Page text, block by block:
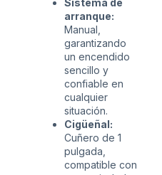
Sistema de
arranque:
Manual,
garantizando
un encendido
sencillo y
confiable en
cualquier
situación.
Cigüeñal:
Cuñero de 1
pulgada,
compatible con